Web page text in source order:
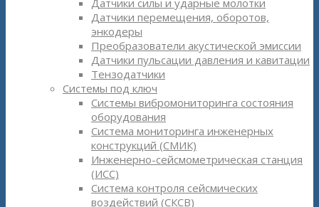
Датчики силы и ударные молотки
Датчики перемещения, оборотов,
энкодеры
Преобразователи акустической эмиссии
Датчики пульсации давления и кавитации
Тензодатчики
Системы под ключ
Системы вибромониторинга состояния
оборудования
Система мониторинга инженерных
конструкций (СМИК)
Инженерно-сейсмометрическая станция
(ИСС)
Система контроля сейсмических
воздействий (СКСВ)